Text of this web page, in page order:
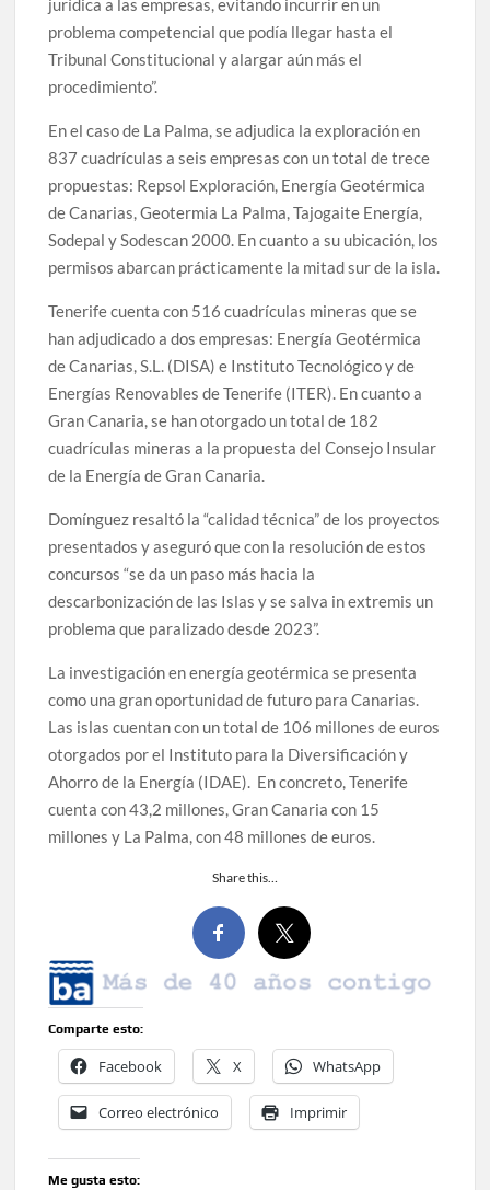
jurídica a las empresas, evitando incurrir en un
problema competencial que podía llegar hasta el
Tribunal Constitucional y alargar aún más el
procedimiento”.
En el caso de La Palma, se adjudica la exploración en
837 cuadrículas a seis empresas con un total de trece
propuestas: Repsol Exploración, Energía Geotérmica
de Canarias, Geotermia La Palma, Tajogaite Energía,
Sodepal y Sodescan 2000. En cuanto a su ubicación, los
permisos abarcan prácticamente la mitad sur de la isla.
Tenerife cuenta con 516 cuadrículas mineras que se
han adjudicado a dos empresas: Energía Geotérmica
de Canarias, S.L. (DISA) e Instituto Tecnológico y de
Energías Renovables de Tenerife (ITER). En cuanto a
Gran Canaria, se han otorgado un total de 182
cuadrículas mineras a la propuesta del Consejo Insular
de la Energía de Gran Canaria.
Domínguez resaltó la “calidad técnica” de los proyectos
presentados y aseguró que con la resolución de estos
concursos “se da un paso más hacia la
descarbonización de las Islas y se salva in extremis un
problema que paralizado desde 2023”.
La investigación en energía geotérmica se presenta
como una gran oportunidad de futuro para Canarias.
Las islas cuentan con un total de 106 millones de euros
otorgados por el Instituto para la Diversificación y
Ahorro de la Energía (IDAE). En concreto, Tenerife
cuenta con 43,2 millones, Gran Canaria con 15
millones y La Palma, con 48 millones de euros.
Share this…
Comparte esto:
Facebook X WhatsApp
Correo electrónico Imprimir
Me gusta esto: